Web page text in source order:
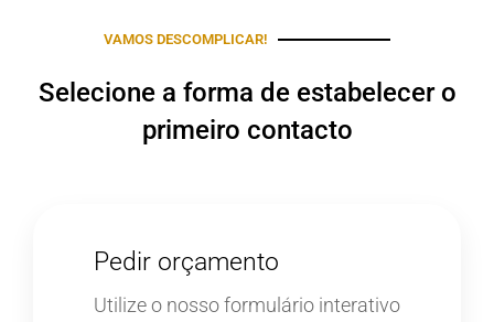
VAMOS DESCOMPLICAR!
Selecione a forma de estabelecer o
primeiro contacto
Pedir orçamento
Utilize o nosso formulário interativo